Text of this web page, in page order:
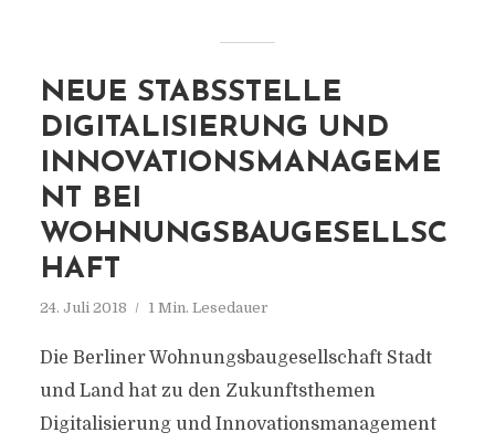
NEUE STABSSTELLE
DIGITALISIERUNG UND
INNOVATIONSMANAGEME
NT BEI
WOHNUNGSBAUGESELLSC
HAFT
24. Juli 2018 1 Min. Lesedauer
Die Berliner Wohnungsbaugesellschaft Stadt
und Land hat zu den Zukunftsthemen
Digitalisierung und Innovationsmanagement